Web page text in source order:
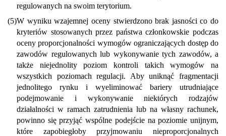
regulowanych na swoim terytorium.
(5)W wyniku wzajemnej oceny stwierdzono brak jasności co do
kryteriów stosowanych przez państwa członkowskie podczas
oceny proporcjonalności wymogów ograniczających dostęp do
zawodów regulowanych lub wykonywanie tych zawodów, a
także niejednolity poziom kontroli takich wymogów na
wszystkich poziomach regulacji. Aby uniknąć fragmentacji
jednolitego rynku i wyeliminować bariery utrudniające
podejmowanie i wykonywanie niektórych rodzajów
działalności w ramach zatrudnienia lub na własny rachunek,
powinno się przyjąć wspólne podejście na poziomie unijnym,
które zapobiegłoby przyjmowaniu nieproporcjonalnych